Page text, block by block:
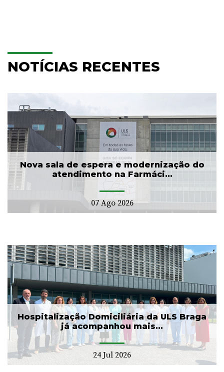
NOTÍCIAS RECENTES
Nova sala de espera e modernização do
atendimento na Farmáci...
07 Ago 2026
Hospitalização Domiciliária da ULS Braga
já acompanhou mais...
24 Jul 2026